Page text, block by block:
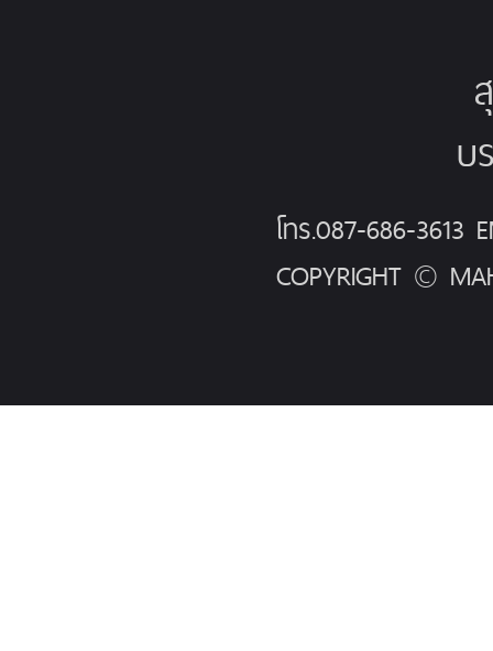
บ
โทร.087-686-3613
COPYRIGHT ©